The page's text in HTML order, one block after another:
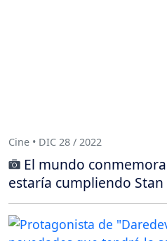
Cine • DIC 28 / 2022
El mundo
estaría cumpliendo Stan